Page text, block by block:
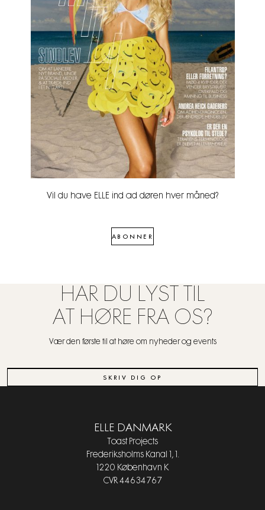
Vil du have ELLE ind ad døren hver måned?
ABONNER
HAR DU LYST TIL
AT HØRE FRA OS?
Vær den første til at høre om nyheder og events
SKRIV DIG OP
ELLE DANMARK
Toast Projects
Frederiksholms Kanal 1, 1.
1220 København K
CVR 44634767